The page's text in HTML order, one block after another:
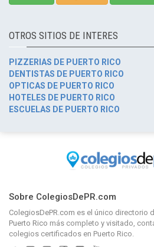
OTROS SITIOS DE INTERES
PIZZERIAS DE PUERTO RICO
DENTISTAS DE PUERTO RICO
OPTICAS DE PUERTO RICO
HOTELES DE PUERTO RICO
ESCUELAS DE PUERTO RICO
Sobre ColegiosDePR.com
ColegiosDePR.com es el único directorio
Puerto Rico más completo y visitado,
colegios certificados en Puerto Rico.